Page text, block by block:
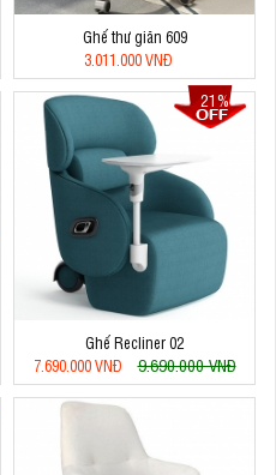
Ghế thư giãn 609
3.011.000 VNĐ
21%
Ghế Recliner 02
7.690.000 VNĐ
9.690.000 VNĐ